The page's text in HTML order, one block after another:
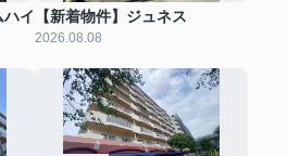
ハイ
【新着物件】ジュネス
2026.08.08